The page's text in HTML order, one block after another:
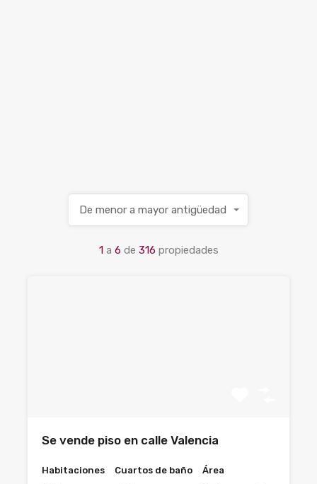
1 a 6 de 316 propiedades
De menor a mayor antigüedad
Se vende piso en calle Valencia
Habitaciones Cuartos de baño Área